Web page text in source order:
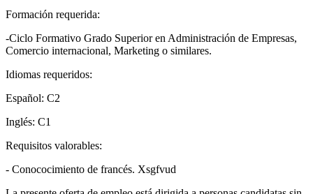
Formación requerida:
-Ciclo Formativo Grado Superior en Administración de Empresas,
Comercio internacional, Marketing o similares.
Idiomas requeridos:
Español: C2
Inglés: C1
Requisitos valorables:
- Conococimiento de francés. Xsgfvud